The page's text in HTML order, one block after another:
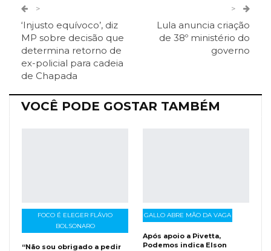
ReddIt Pinterest Telegram
Facebook Messenger
>
‘Injusto equívoco’, diz
MP sobre decisão que
determina retorno de
ex-policial para cadeia
de Chapada
>
Lula anuncia criação
de 38º ministério do
governo
VOCÊ PODE GOSTAR TAMBÉM
FOCO É ELEGER FLÁVIO
BOLSONARO
“Não sou obrigado a pedir
GALLO ABRE MÃO DA VAGA
Após apoio a Pivetta,
Podemos indica Elson